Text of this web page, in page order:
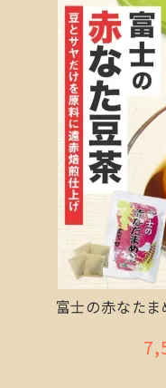
富士の赤なた